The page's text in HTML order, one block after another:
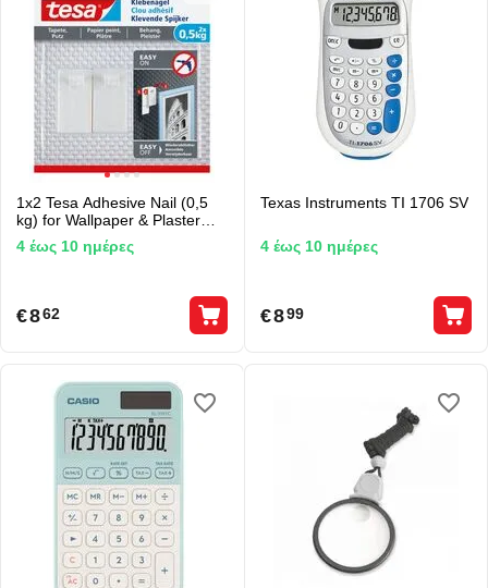
1x2 Tesa Adhesive Nail (0,5
kg) for Wallpaper & Plaster
77772
4 έως 10 ημέρες
€8 62
Texas Instruments TI 1706 SV
4 έως 10 ημέρες
€8 99